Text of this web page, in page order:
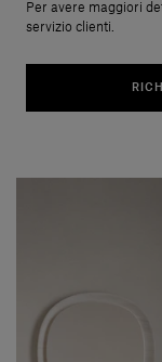
Per avere maggiori
servizio clienti.